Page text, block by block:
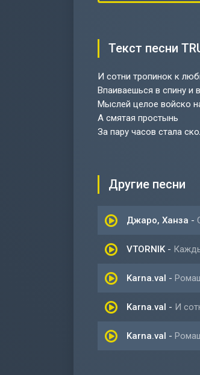
Текст песни
И сотни тропинок к
Впаиваешься в спину и
Мыслей целое войско
А смятая простынь
За пару часов стала
Другие песни
Джаро, Ханза -
VTORNIK -
Karna.val -
Karna.val - И
Karna.val -